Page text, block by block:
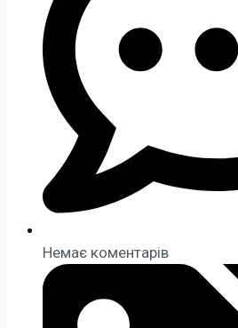
Немає коментарів